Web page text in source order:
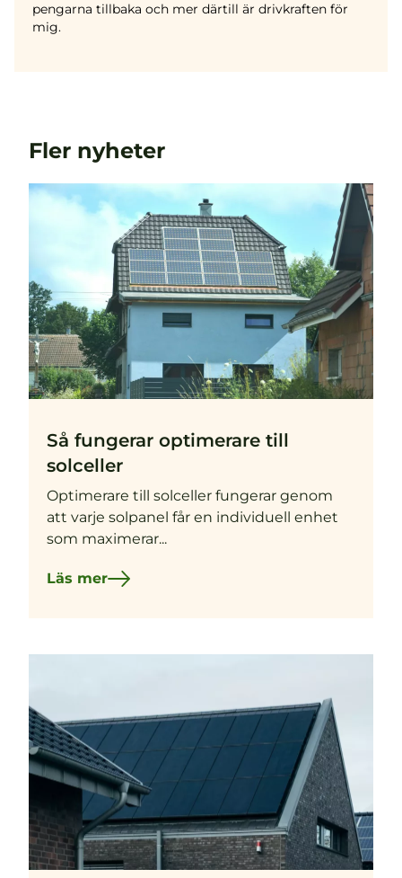
pengarna tillbaka och mer därtill är drivkraften för
mig.
Fler nyheter
Så fungerar optimerare till
solceller
Optimerare till solceller fungerar genom
att varje solpanel får en individuell enhet
som maximerar...
Läs mer